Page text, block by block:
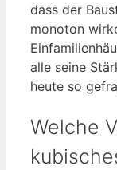
dass der
monoton
alle seine
heute so
Welche